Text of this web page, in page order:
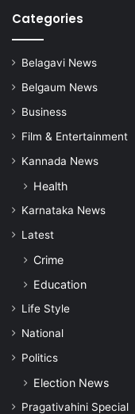
Categories
Belagavi News
Belgaum News
Business
Film & Entertainment
Kannada News
Health
Karnataka News
Latest
Crime
Education
Life Style
National
Politics
Election News
Pragativahini Special